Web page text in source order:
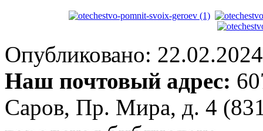
Опубликовано:
Наш почтовый адрес:
Саров, Пр. Мира, д. 4